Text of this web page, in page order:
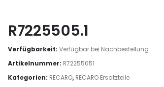
R7225505.1
Verfügbarkeit: Verfügbar bei Nachbestellung
Artikelnummer: R72255051
Kategorien: RECARO, RECARO Ersatzteile